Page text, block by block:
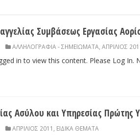
Συμβάσεως Εργασίας
ΑΛΛΗΛΟΓΡΑΦΙΑ - ΣΗΜΕΙΩΜΑΤΑ ΑΠΡΙΛΙΟΣ
in to view this content. Please Log In.
Ασύλου και Υπηρεσίας Πρώτης
ΑΠΡΙΛΙΟΣ 2011 ΕΙΔΙΚΑ ΘΕΜΑΤΑ